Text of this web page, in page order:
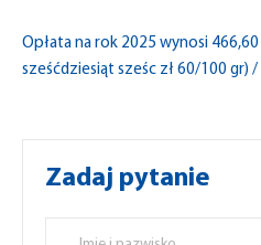
Opłata na rok 2025 wynosi
sześćdziesiąt sześc zł 60/100 gr)
Zadaj pytanie